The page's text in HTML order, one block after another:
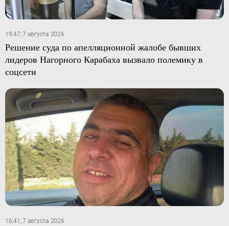
19:47, 7 августа 2026
Решение суда по апелляционной жалобе бывших
лидеров Нагорного Карабаха вызвало полемику в
соцсети
16:41, 7 августа 2026